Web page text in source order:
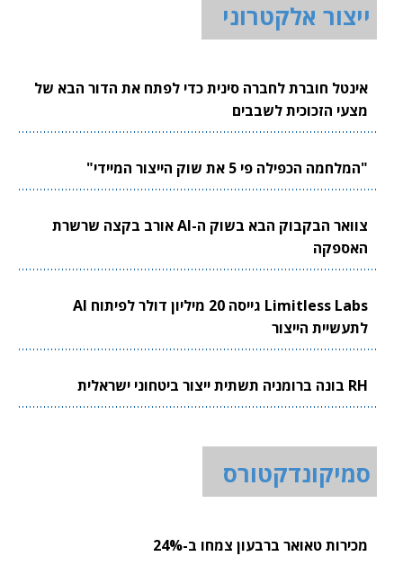
ייצור אלקטרוני
אינטל חוברת לחברה סינית כדי לפתח את הדור הבא של
מצעי הזכוכית לשבבים
"המלחמה הכפילה פי 5 את שוק הייצור המיידי"
צוואר הבקבוק הבא בשוק ה-AI אורב בקצה שרשרת
האספקה
Limitless Labs גייסה 20 מיליון דולר לפיתוח AI
לתעשיית הייצור
RH בונה ברומניה תשתית ייצור ביטחוני ישראלית
סמיקונדקטורס
מכירות טאואר ברבעון צמחו ב-24%